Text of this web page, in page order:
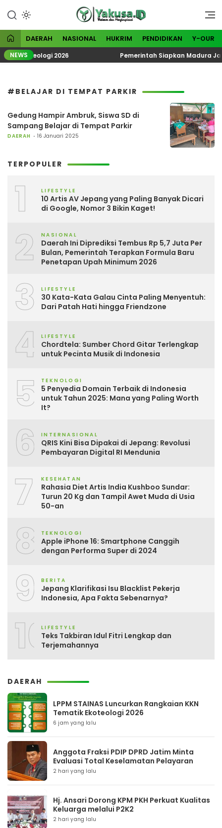
konten
Yakusa
Visioner dan Menginspirasi
DAERAH NASIONAL HUKRIM PENDIDIKAN Y-OUR
NEWS
Ekoteologi 2026 Pemerintah Siapkan Madura
#BELAJAR DI TEMPAT PARKIR
Gedung Hampir Ambruk, Siswa SD di
Sampang Belajar di Tempat Parkir
DAERAH 16 Januari 2025
TERPOPULER
1 LIFESTYLE
10 Artis AV Jepang yang Paling Banyak Dicari
di Google, Nomor 3 Bikin Kaget!
2 NASIONAL
Daerah Ini Diprediksi Tembus Rp 5,7 Juta Per
Bulan, Pemerintah Terapkan Formula Baru
Penetapan Upah Minimum 2026
3 LIFESTYLE
30 Kata-Kata Galau Cinta Paling Menyentuh:
Dari Patah Hati hingga Friendzone
4 LIFESTYLE
Chordtela: Sumber Chord Gitar Terlengkap
untuk Pecinta Musik di Indonesia
5 TEKNOLOGI
5 Penyedia Domain Terbaik di Indonesia
untuk Tahun 2025: Mana yang Paling Worth
It?
6 INTERNASIONAL
QRIS Kini Bisa Dipakai di Jepang: Revolusi
Pembayaran Digital RI Mendunia
7 KESEHATAN
Rahasia Diet Artis India Kushboo Sundar:
Turun 20 Kg dan Tampil Awet Muda di Usia
50-an
8 TEKNOLOGI
Apple iPhone 16: Smartphone Canggih
dengan Performa Super di 2024
9 BERITA
Jepang Klarifikasi Isu Blacklist Pekerja
Indonesia, Apa Fakta Sebenarnya?
10LIFESTYLE
Teks Takbiran Idul Fitri Lengkap dan
Terjemahannya
DAERAH
LPPM STAINAS Luncurkan Rangkaian KKN
Tematik Ekoteologi 2026
6 jam yang lalu
Anggota Fraksi PDIP DPRD Jatim Minta
Evaluasi Total Keselamatan Pelayaran
2 hari yang lalu
Hj. Ansari Dorong KPM PKH Perkuat Kualitas
Keluarga melalui P2K2
2 hari yang lalu